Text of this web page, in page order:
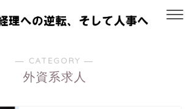
― CATEGORY ―
外資系求人